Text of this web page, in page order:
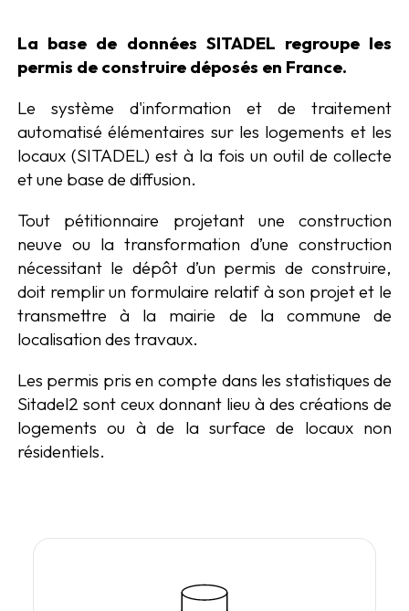
La base de données SITADEL regroupe les
permis de construire déposés en France.
Le système d'information et de traitement
automatisé élémentaires sur les logements et les
locaux (SITADEL) est à la fois un outil de collecte
et une base de diffusion.
Tout pétitionnaire projetant une construction
neuve ou la transformation d’une construction
nécessitant le dépôt d’un permis de construire,
doit remplir un formulaire relatif à son projet et le
transmettre à la mairie de la commune de
localisation des travaux.
Les permis pris en compte dans les statistiques de
Sitadel2 sont ceux donnant lieu à des créations de
logements ou à de la surface de locaux non
résidentiels.